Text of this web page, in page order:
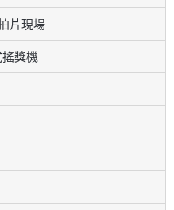
片現場
獎機